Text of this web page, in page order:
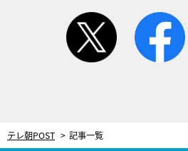
twitter
テレ朝POST 記事一覧